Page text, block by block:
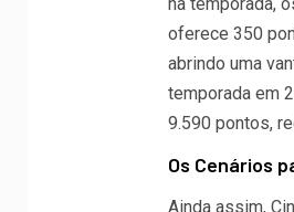
oferece 350
abrindo uma
temporada em
9.590 pontos,
Os Cenários
Ainda assim,